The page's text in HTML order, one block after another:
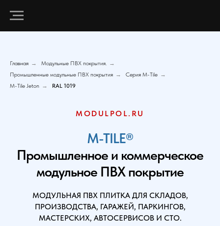
Главная → Модульные ПВХ покрытия. →
Промышленные модульные ПВХ покрытия → Серия M-Tile →
M-Tile Jeton → RAL 1019
MODULPOL.RU
M-TILE®
Промышленное и коммерческое
модульное ПВХ покрытие
МОДУЛЬНАЯ ПВХ ПЛИТКА ДЛЯ СКЛАДОВ,
ПРОИЗВОДСТВА, ГАРАЖЕЙ, ПАРКИНГОВ,
МАСТЕРСКИХ, АВТОСЕРВИСОВ И СТО.